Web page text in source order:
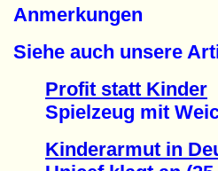
Anmerkungen
Siehe auch unsere
Profit statt Kinder
Spielzeug mit
Kinderarmut in